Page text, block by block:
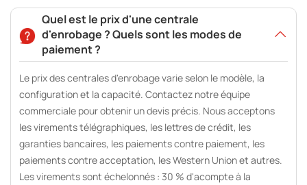
Quel est le prix d'une centrale
d'enrobage ? Quels sont les modes de
paiement ?
Le prix des centrales d'enrobage varie selon le modèle, la
configuration et la capacité. Contactez notre équipe
commerciale pour obtenir un devis précis. Nous acceptons
les virements télégraphiques, les lettres de crédit, les
garanties bancaires, les paiements contre paiement, les
paiements contre acceptation, les Western Union et autres.
Les virements sont échelonnés : 30 % d'acompte à la